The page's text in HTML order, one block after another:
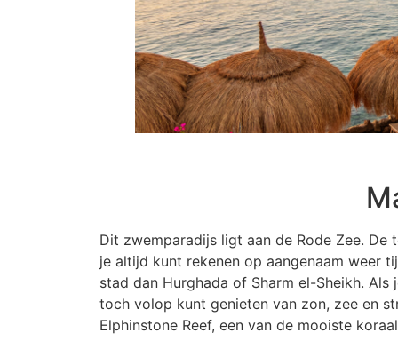
Dit zwemparadijs ligt aan de Rode Zee.
je altijd kunt rekenen op aangenaam weer
stad dan Hurghada of Sharm el-Sheikh.
toch volop kunt genieten van zon, zee en
Elphinstone Reef, een van de mooiste